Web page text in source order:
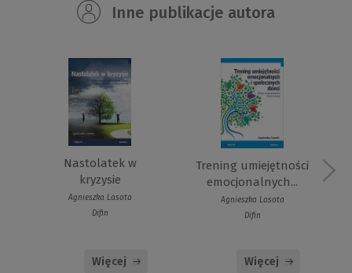
Inne publikacje autora
Nastolatek w
kryzysie
Agnieszka Lasota
Difin
Więcej
Trening umiejętności
emocjonalnych...
Agnieszka Lasota
Difin
Więcej